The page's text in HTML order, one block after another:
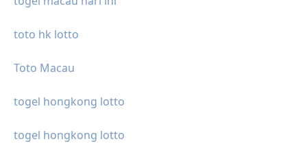
toto hk lotto
Toto Macau
togel hongkong lotto
togel hongkong lotto